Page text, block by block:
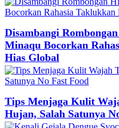
Disambangi
Minaqu Bocorkan
Hias Global
Tips Menjaga Kulit
Hujan, Salah Satunya